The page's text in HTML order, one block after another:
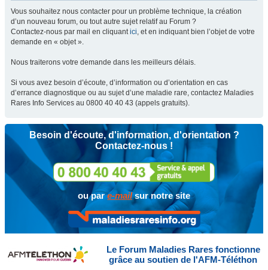
Vous souhaitez nous contacter pour un problème technique, la création
d’un nouveau forum, ou tout autre sujet relatif au Forum ?
Contactez-nous par mail en cliquantici, et en indiquant bien l’objet de votre
demande en « objet ».
Nous traiterons votre demande dans les meilleurs délais.
Si vous avez besoin d’écoute, d’information ou d’orientation en cas
d’errance diagnostique ou au sujet d’une maladie rare, contactez Maladies
Rares Info Services au 0800 40 40 43 (appels gratuits).
Besoin d'écoute, d'information, d'orientation ?
Contactez-nous !
ou pare-mailsur notre site
Le Forum Maladies Rares fonctionne
grâce au soutien de l'AFM-Téléthon